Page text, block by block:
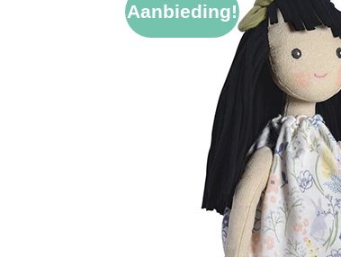
Aanbieding!